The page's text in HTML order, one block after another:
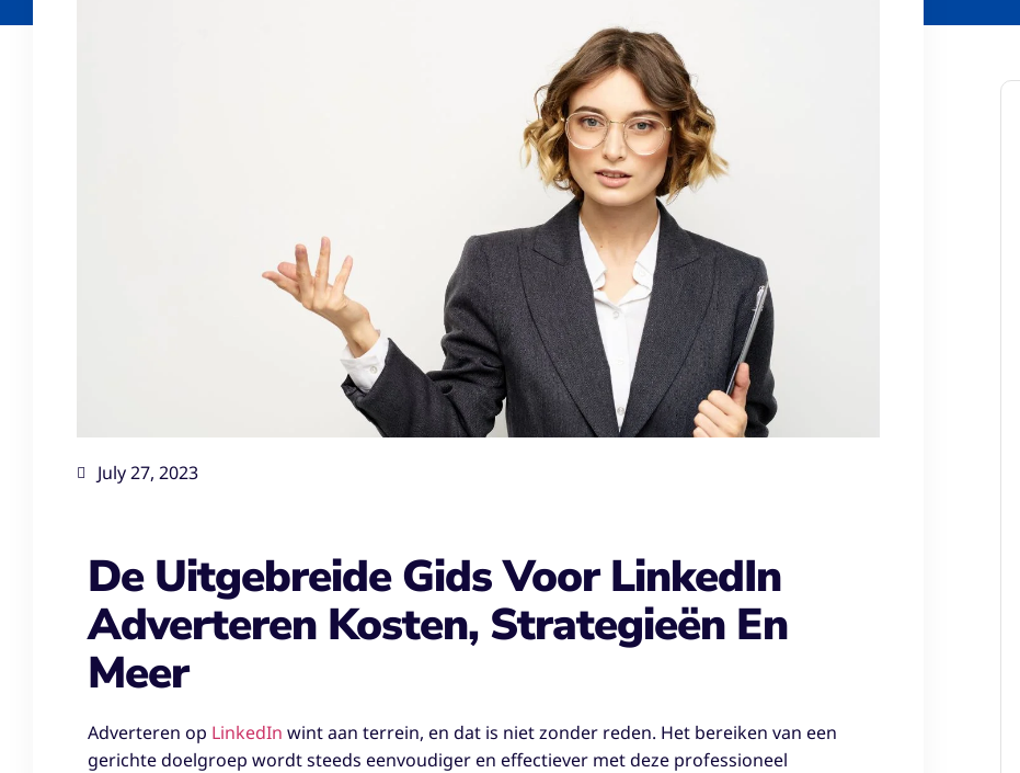
July 27, 2023
De Uitgebreide Gids Voor LinkedIn
Adverteren Kosten, Strategieën En
Meer
Adverteren op LinkedIn wint aan terrein, en dat is niet zonder reden. Het bereiken van een
gerichte doelgroep wordt steeds eenvoudiger en effectiever met deze professioneel